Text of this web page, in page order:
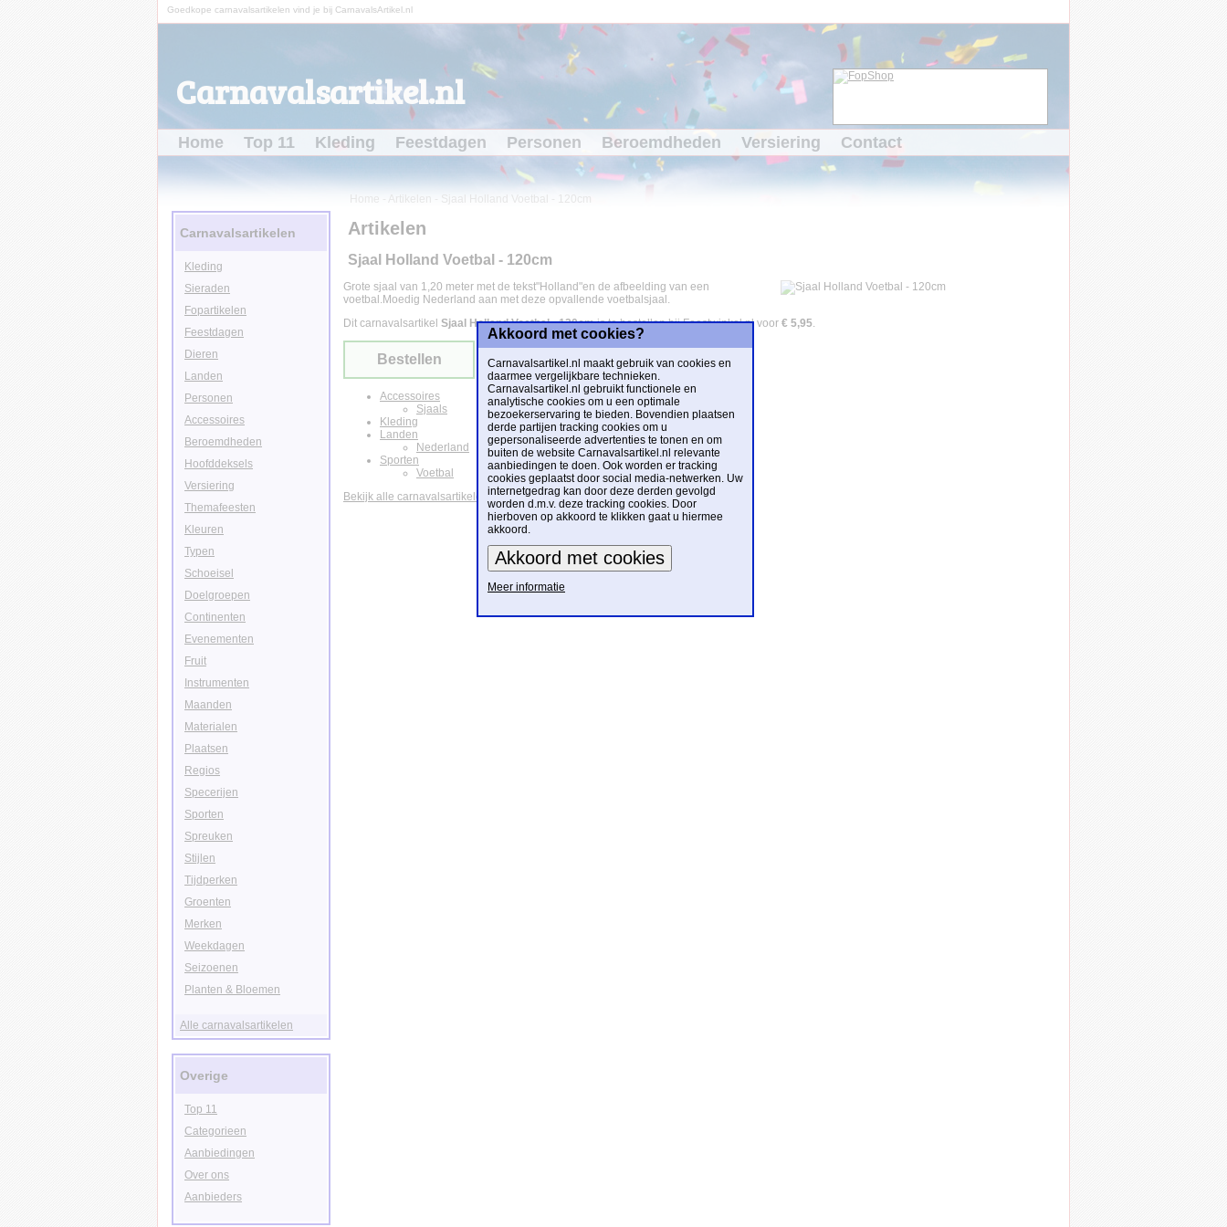
Goedkope carnavalsartikelen vind je bij CarnavalsArtikel.nl
Carnavalsartikel.nl
Home Top 11 Kleding Feestdagen Personen Beroemdheden Versiering Contact
Home Artikelen Sjaal Holland Voetbal - 120cm
Artikelen
Sjaal Holland Voetbal - 120cm
Grote sjaal van 1,20 meter met de tekst"Holland"en de afbeelding van een
voetbal.Moedig Nederland aan met deze opvallende voetbalsjaal.
Dit carnavalsartikel Sjaal Holland Voetbal - 120cmis te bestellen bijFeestwinkel.nl voor € 5,95.
Bestellen
Accessoires
Sjaals
Kleding
Landen
Nederland
Sporten
Voetbal
Bekijk alle carnavalsartikelen
Carnavalsartikelen
Kleding
Sieraden
Fopartikelen
Feestdagen
Dieren
Landen
Personen
Accessoires
Beroemdheden
Hoofddeksels
Versiering
Themafeesten
Kleuren
Typen
Schoeisel
Doelgroepen
Continenten
Evenementen
Fruit
Instrumenten
Maanden
Materialen
Plaatsen
Regios
Specerijen
Sporten
Spreuken
Stijlen
Tijdperken
Groenten
Merken
Weekdagen
Seizoenen
Planten & Bloemen
Alle carnavalsartikelen
Overige
Top 11
Categorieen
Aanbiedingen
Over ons
Aanbieders
Akkoord met cookies?
Carnavalsartikel.nl maakt gebruik van cookies en
daarmee vergelijkbare technieken.
Carnavalsartikel.nl gebruikt functionele en
analytische cookies om u een optimale
bezoekerservaring te bieden. Bovendien plaatsen
derde partijen tracking cookies om u
gepersonaliseerde advertenties te tonen en om
buiten de website Carnavalsartikel.nl relevante
aanbiedingen te doen. Ook worden er tracking
cookies geplaatst door social media-netwerken. Uw
internetgedrag kan door deze derden gevolgd
worden d.m.v. deze tracking cookies. Door
hierboven op akkoord te klikken gaat u hiermee
akkoord.
Meer informatie